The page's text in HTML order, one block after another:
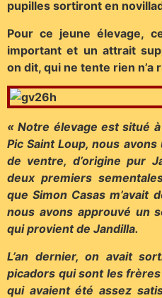
pupilles sortiront en
Pour ce jeune élevage,
important et un attrait
on dit, qui ne tente rien n’a
« Notre élevage est situé
Pic Saint Loup, nous
de ventre, d’origine pur
deux premiers
que Simon Casas m’avait
nous avons approuvé un
qui provient de Jandilla.
L’an dernier, on avait
picadors qui sont les
qui avaient été assez